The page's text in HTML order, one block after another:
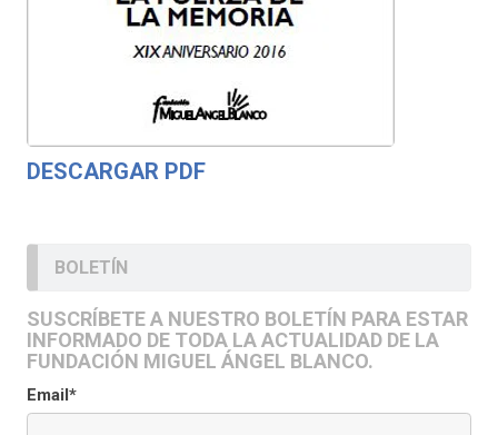
DESCARGAR PDF
BOLETÍN
SUSCRÍBETE A NUESTRO BOLETÍN PARA ESTAR
INFORMADO DE TODA LA ACTUALIDAD DE LA
FUNDACIÓN MIGUEL ÁNGEL BLANCO.
Email*